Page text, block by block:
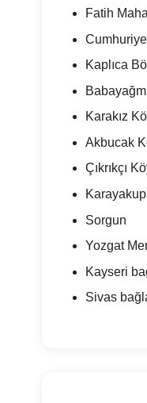
Fatih
Kaplıca
Karakız
Akbucak
Çıkrıkçı
Sorgun
Yozgat
Kayseri
Sivas